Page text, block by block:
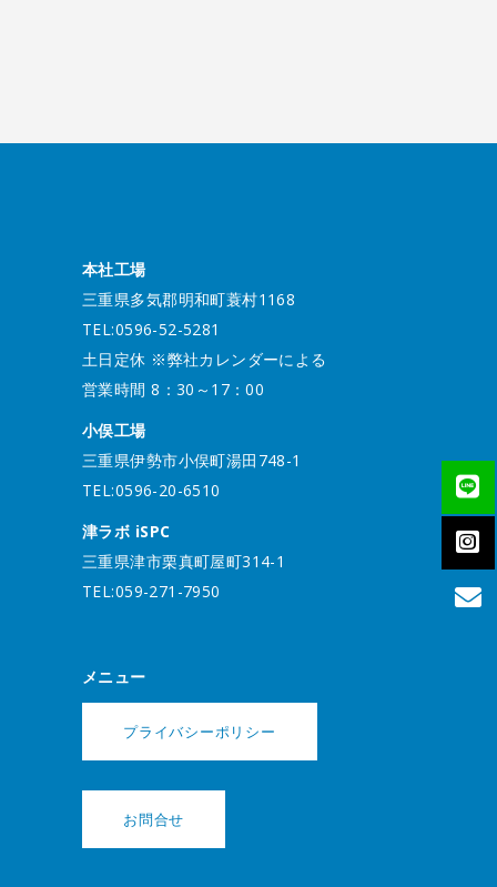
本社工場
三重県多気郡明和町蓑村1168
TEL:0596-52-5281
土日定休 ※弊社カレンダーによる
営業時間 8：30～17：00
小俣工場
三重県伊勢市小俣町湯田748-1
TEL:0596-20-6510
津ラボ iSPC
三重県津市栗真町屋町314-1
TEL:059-271-7950
メニュー
プライバシーポリシー
お問合せ